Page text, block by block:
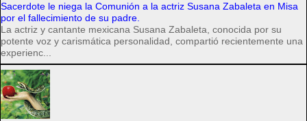
Sacerdote le niega la Comunión a la actriz Susana Zabaleta en Misa
por el fallecimiento de su padre.
La actriz y cantante mexicana Susana Zabaleta, conocida por su
potente voz y carismática personalidad, compartió recientemente una
experienc...